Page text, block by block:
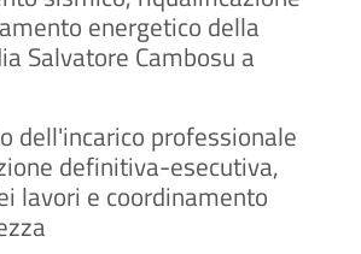
energetico della
Salvatore Cambosu a
dell'incarico professionale
definitiva-esecutiva,
lavori e coordinamento